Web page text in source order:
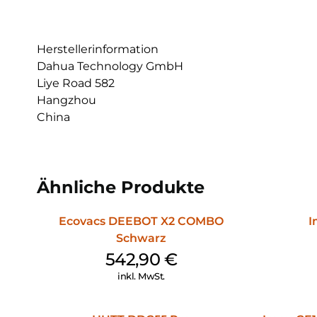
Herstellerinformation
Dahua Technology GmbH
Liye Road 582
Hangzhou
China
Ähnliche Produkte
Ecovacs DEEBOT X2 COMBO
Schwarz
542,90 €
inkl. MwSt.